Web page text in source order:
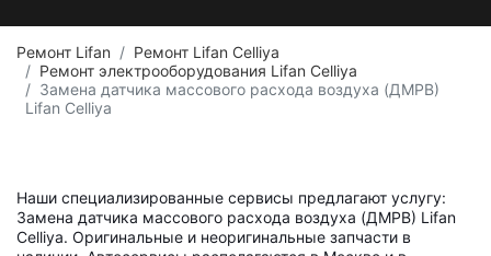
Ремонт Lifan
Ремонт Lifan Celliya
Ремонт электрооборудования Lifan Celliya
Замена датчика массового расхода воздуха (ДМРВ)
Lifan Celliya
Наши специализированные сервисы предлагают услугу:
Замена датчика массового расхода воздуха (ДМРВ) Lifan
Celliya. Оригинальные и неоригинальные запчасти в